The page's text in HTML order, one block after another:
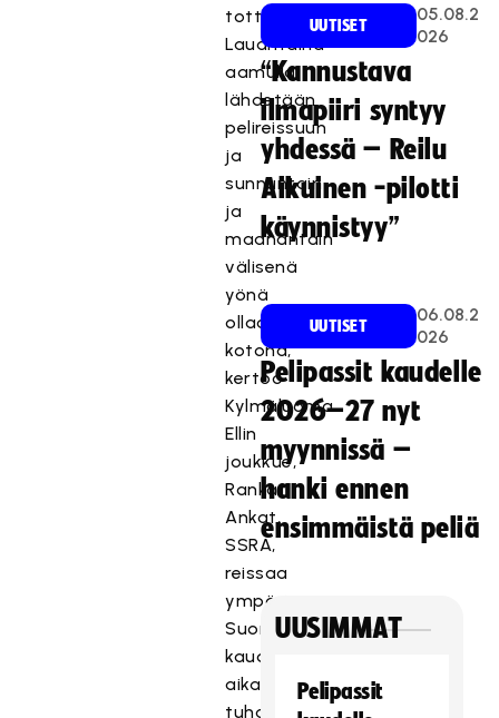
tottunut.
Lauantaina
aamulla
lähdetään
pelireissuun
ja
sunnuntain
ja
maanantain
välisenä
yönä
ollaan
kotona,
kertoo
Kylmäluoma.
Ellin
joukkue,
Rankat
Ankat,
SSRA,
reissaa
ympäri
Suomea
kauden
aikana
tuhansia
UUTISET
05.08.2
026
“Kannustava
ilmapiiri syntyy
yhdessä – Reilu
Aikuinen -pilotti
käynnistyy”
UUTISET
06.08.2
026
Pelipassit kaudelle
2026–27 nyt
myynnissä –
hanki ennen
ensimmäistä peliä
UUSIMMAT
Pelipassit